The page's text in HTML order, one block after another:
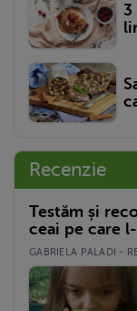
3
Recenzie
Testăm și
ceai pe care
GABRIELA PALADI -